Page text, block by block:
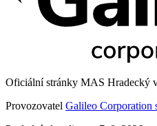
Oficiální stránky MAS Hradecký
Provozovatel Galileo Corporation